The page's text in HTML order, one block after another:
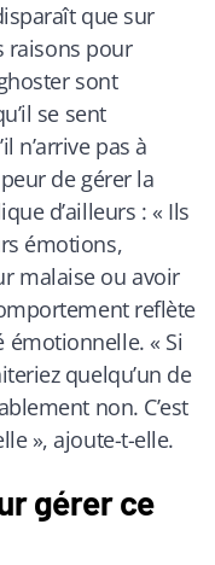
que sur
raisons pour
sont
se sent
n’arrive pas à
de gérer la
d’ailleurs : « Ils
émotions,
malaise ou avoir
reflète
« Si
quelqu’un de
non. C’est
», ajoute-t-elle.
gérer ce